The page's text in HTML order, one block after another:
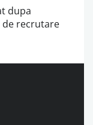
dupa
de recrutare